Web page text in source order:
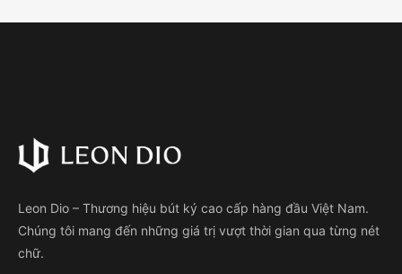
Leon Dio – Thương hiệu bút ký cao cấp hàng đầu Việt Nam.
Chúng tôi mang đến những giá trị vượt thời gian qua từng nét
chữ.